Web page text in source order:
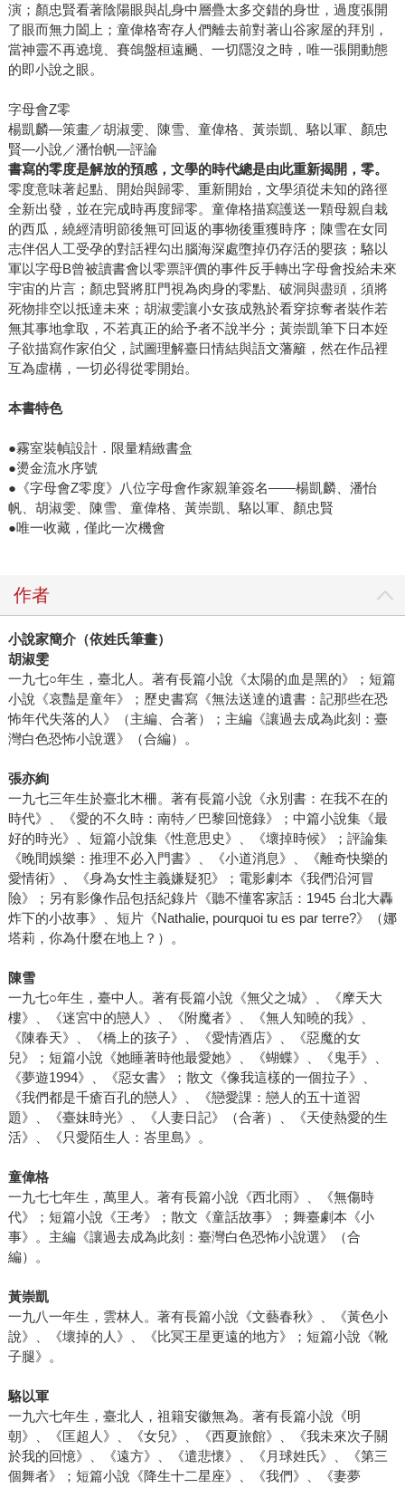
演；顏忠賢看著陰陽眼與乩身中層疊太多交錯的身世，過度張開
了眼而無力闔上；童偉格寄存人們離去前對著山谷家屋的拜別，
當神靈不再遶境、賽鴿盤桓遠颺、一切隱沒之時，唯一張開動態
的即小說之眼。
字母會Z零
楊凱麟—策畫／胡淑雯、陳雪、童偉格、黃崇凱、駱以軍、顏忠
賢—小說／潘怡帆—評論
書寫的零度是解放的預感，文學的時代總是由此重新揭開，零。
零度意味著起點、開始與歸零、重新開始，文學須從未知的路徑
全新出發，並在完成時再度歸零。童偉格描寫護送一顆母親自栽
的西瓜，繞經清明節後無可回返的事物後重獲時序；陳雪在女同
志伴侶人工受孕的對話裡勾出腦海深處墮掉仍存活的嬰孩；駱以
軍以字母B曾被讀書會以零票評價的事件反手轉出字母會投給未來
宇宙的片言；顏忠賢將肛門視為肉身的零點、破洞與盡頭，須將
死物排空以抵達未來；胡淑雯讓小女孩成熟於看穿掠奪者裝作若
無其事地拿取，不若真正的給予者不說半分；黃崇凱筆下日本姪
子欲描寫作家伯父，試圖理解臺日情結與語文藩籬，然在作品裡
互為虛構，一切必得從零開始。
本書特色
●霧室裝幀設計．限量精緻書盒
●燙金流水序號
●《字母會Z零度》八位字母會作家親筆簽名――楊凱麟、潘怡
帆、胡淑雯、陳雪、童偉格、黃崇凱、駱以軍、顏忠賢
●唯一收藏，僅此一次機會
作者
小說家簡介（依姓氏筆畫）
胡淑雯
一九七○年生，臺北人。著有長篇小說《太陽的血是黑的》；短篇
小說《哀豔是童年》；歷史書寫《無法送達的遺書：記那些在恐
怖年代失落的人》（主編、合著）；主編《讓過去成為此刻：臺
灣白色恐怖小說選》（合編）。
張亦絢
一九七三年生於臺北木柵。著有長篇小說《永別書：在我不在的
時代》、《愛的不久時：南特／巴黎回憶錄》；中篇小說集《最
好的時光》、短篇小說集《性意思史》、《壞掉時候》；評論集
《晚間娛樂：推理不必入門書》、《小道消息》、《離奇快樂的
愛情術》、《身為女性主義嫌疑犯》；電影劇本《我們沿河冒
險》；另有影像作品包括紀錄片《聽不懂客家話：1945 台北大轟
炸下的小故事》、短片《Nathalie, pourquoi tu es par terre?》（娜
塔莉，你為什麼在地上？）。
陳雪
一九七○年生，臺中人。著有長篇小說《無父之城》、《摩天大
樓》、《迷宮中的戀人》、《附魔者》、《無人知曉的我》、
《陳春天》、《橋上的孩子》、《愛情酒店》、《惡魔的女
兒》；短篇小說《她睡著時他最愛她》、《蝴蝶》、《鬼手》、
《夢遊1994》、《惡女書》；散文《像我這樣的一個拉子》、
《我們都是千瘡百孔的戀人》、《戀愛課：戀人的五十道習
題》、《臺妹時光》、《人妻日記》（合著）、《天使熱愛的生
活》、《只愛陌生人：峇里島》。
童偉格
一九七七年生，萬里人。著有長篇小說《西北雨》、《無傷時
代》；短篇小說《王考》；散文《童話故事》；舞臺劇本《小
事》。主編《讓過去成為此刻：臺灣白色恐怖小說選》（合
編）。
黃崇凱
一九八一年生，雲林人。著有長篇小說《文藝春秋》、《黃色小
說》、《壞掉的人》、《比冥王星更遠的地方》；短篇小說《靴
子腿》。
駱以軍
一九六七年生，臺北人，祖籍安徽無為。著有長篇小說《明
朝》、《匡超人》、《女兒》、《西夏旅館》、《我未來次子關
於我的回憶》、《遠方》、《遣悲懷》、《月球姓氏》、《第三
個舞者》；短篇小說《降生十二星座》、《我們》、《妻夢